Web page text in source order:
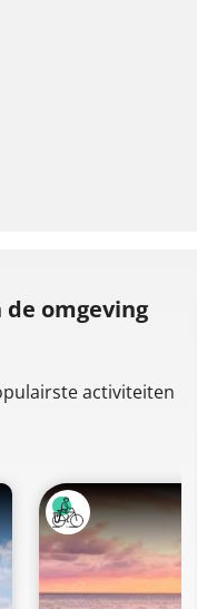
de omgeving
activiteiten